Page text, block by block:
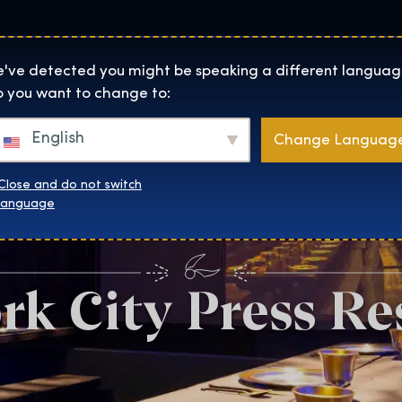
Exhibition home page
Lokality O Nás
City Press
detected you might be speaking a different
you want to change to:
English Change
and do not switch